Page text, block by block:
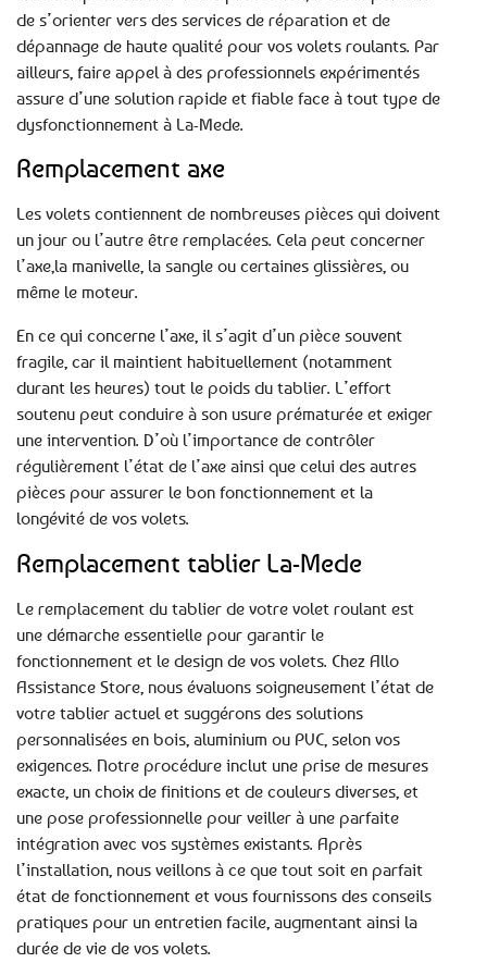
de s’orienter vers des services de réparation et de
dépannage de haute qualité pour vos volets roulants. Par
ailleurs, faire appel à des professionnels expérimentés
assure d’une solution rapide et fiable face à tout type de
dysfonctionnement à La-Mede.
Remplacement axe
Les volets contiennent de nombreuses pièces qui doivent
un jour ou l’autre être remplacées. Cela peut concerner
l’axe,la manivelle, la sangle ou certaines glissières, ou
même le moteur.
En ce qui concerne l’axe, il s’agit d’un pièce souvent
fragile, car il maintient habituellement (notamment
durant les heures) tout le poids du tablier. L’effort
soutenu peut conduire à son usure prématurée et exiger
une intervention. D’où l’importance de contrôler
régulièrement l’état de l’axe ainsi que celui des autres
pièces pour assurer le bon fonctionnement et la
longévité de vos volets.
Remplacement tablier La-Mede
Le remplacement du tablier de votre volet roulant est
une démarche essentielle pour garantir le
fonctionnement et le design de vos volets. Chez Allo
Assistance Store, nous évaluons soigneusement l’état de
votre tablier actuel et suggérons des solutions
personnalisées en bois, aluminium ou PVC, selon vos
exigences. Notre procédure inclut une prise de mesures
exacte, un choix de finitions et de couleurs diverses, et
une pose professionnelle pour veiller à une parfaite
intégration avec vos systèmes existants. Après
l’installation, nous veillons à ce que tout soit en parfait
état de fonctionnement et vous fournissons des conseils
pratiques pour un entretien facile, augmentant ainsi la
durée de vie de vos volets.